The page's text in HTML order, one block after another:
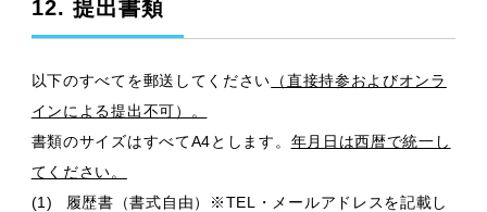
12. 提出書類
以下のすべてを郵送してください （直接持参およびオンラ
インによる提出不可）。
書類のサイズはすべてA4とします。 年月日は西暦で統一し
てください。
(1)
履歴書（書式自由）※TEL・メールアドレスを記載し